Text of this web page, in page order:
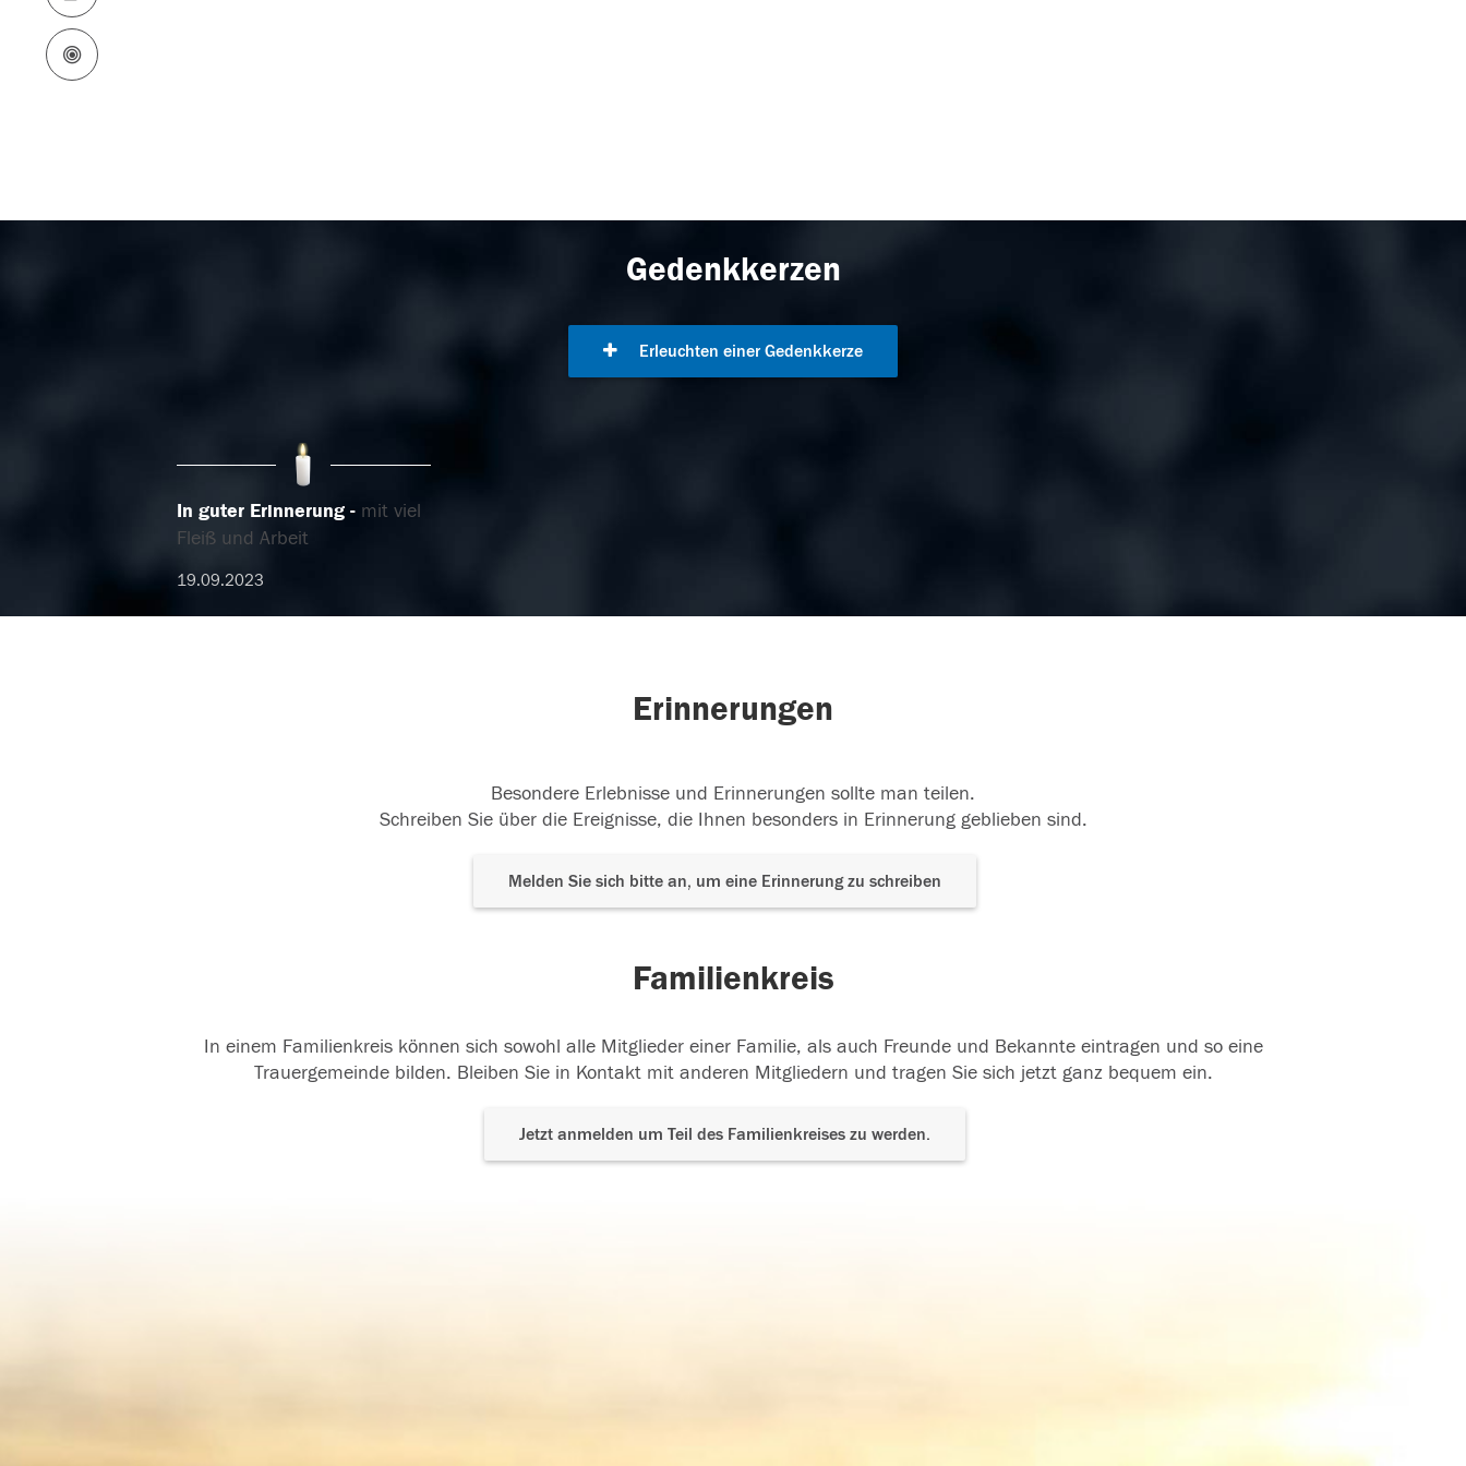
Gedenkkerzen
Erleuchten einer Gedenkkerze
In guter Erinnerung
mit viel
Fleiß und Arbeit
19.09.2023
Erinnerungen
Besondere Erlebnisse und Erinnerungen sollte man teilen.
Schreiben Sie über die Ereignisse, die Ihnen besonders in Erinnerung geblieben sind.
Melden Sie sich bitte an, um eine Erinnerung zu schreiben
Familienkreis
In einem Familienkreis können sich sowohl alle Mitglieder einer Familie, als auch Freunde und Bekannte eintragen und so eine
Trauergemeinde bilden. Bleiben Sie in Kontakt mit anderen Mitgliedern und tragen Sie sich jetzt ganz bequem ein.
Jetzt anmelden um Teil des Familienkreises zu werden.